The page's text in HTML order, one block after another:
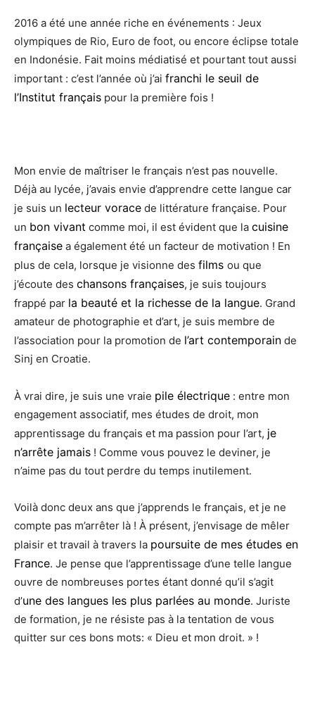
2016 a été une année riche en événements : Jeux
olympiques de Rio, Euro de foot, ou encore éclipse totale
en Indonésie. Fait moins médiatisé et pourtant tout aussi
important : c’est l’année où j’ai franchi le seuil de
l’Institut français pour la première fois !
Mon envie de maîtriser le français n’est pas nouvelle.
Déjà au lycée, j’avais envie d’apprendre cette langue car
je suis un lecteur vorace de littérature française. Pour
un bon vivant comme moi, il est évident que la cuisine
française a également été un facteur de motivation ! En
plus de cela, lorsque je visionne des films ou que
j’écoute des chansons françaises, je suis toujours
frappé par la beauté et la richesse de la langue. Grand
amateur de photographie et d’art, je suis membre de
l’association pour la promotion de l’art contemporain de
Sinj en Croatie.
À vrai dire, je suis une vraie pile électrique : entre mon
engagement associatif, mes études de droit, mon
apprentissage du français et ma passion pour l’art, je
n’arrête jamais ! Comme vous pouvez le deviner, je
n’aime pas du tout perdre du temps inutilement.
Voilà donc deux ans que j’apprends le français, et je ne
compte pas m’arrêter là ! À présent, j’envisage de mêler
plaisir et travail à travers la poursuite de mes études en
France. Je pense que l’apprentissage d’une telle langue
ouvre de nombreuses portes étant donné qu’il s’agit
d’une des langues les plus parlées au monde. Juriste
de formation, je ne résiste pas à la tentation de vous
quitter sur ces bons mots: « Dieu et mon droit. » !